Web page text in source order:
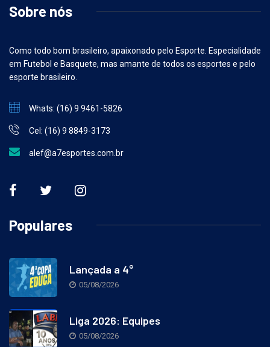
Sobre nós
Como todo bom brasileiro, apaixonado pelo Esporte. Especialidade
em Futebol e Basquete, mas amante de todos os esportes e pelo
esporte brasileiro.
Whats: (16) 9 9461-5826
Cel: (16) 9 8849-3173
alef@a7esportes.com.br
Populares
Lançada a 4°
05/08/2026
Liga 2026: Equipes
05/08/2026